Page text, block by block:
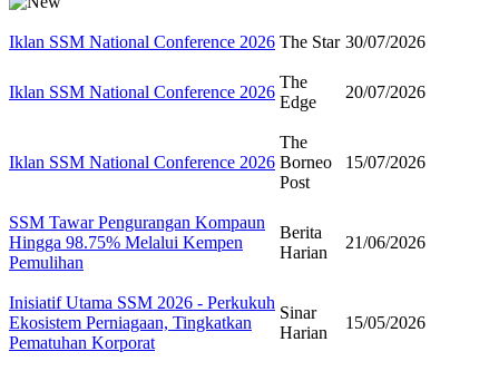
Iklan SSM National Conference 2026 The Star 30/07/2026
Iklan SSM National Conference 2026
The
Edge
20/07/2026
Iklan SSM National Conference 2026
​​The
Borneo
Post​
15/07/2026
SSM Tawar Pengurangan Kompaun
Hingga 98.75% Melalui Kempen
Pemulihan
Berita
Harian
21/06/2026
Inisiatif Utama SSM 2026 - Perkukuh
Ekosistem Perniagaan, Tingkatkan
Pematuhan Korporat
Sinar
Harian
15/05/2026